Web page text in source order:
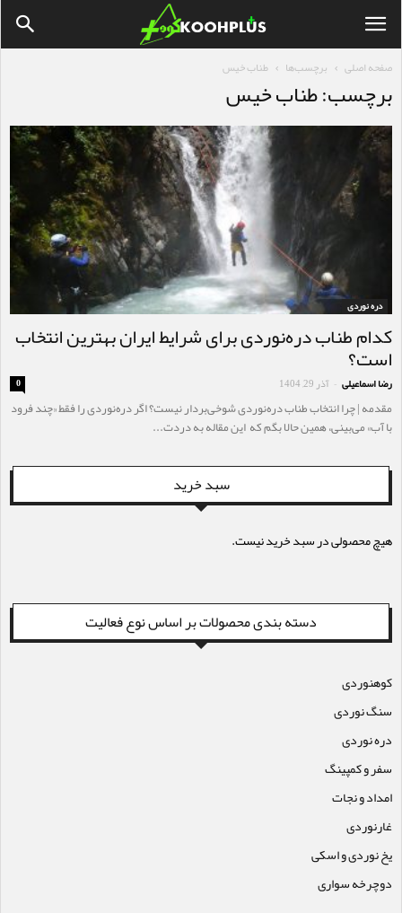
صفحه اصلی برچسب‌ها طناب خیس
برچسب: طناب خیس
دره نوردی
کدام طناب دره‌نوردی برای شرایط ایران بهترین انتخاب
است؟
رضا اسماعیلی - آذر 29, 1404 0
مقدمه | چرا انتخاب طناب دره‌نوردی شوخی‌بردار نیست؟ اگر دره‌نوردی را فقط «چند فرود
با آب» می‌بینی، همین حالا بگم که این مقاله به دردت...
سبد خرید
هیچ محصولی در سبد خرید نیست.
دسته بندی محصولات بر اساس نوع فعالیت
کوهنوردی
سنگ نوردی
دره نوردی
سفر و کمپینگ
امداد و نجات
غارنوردی
یخ نوردی و اسکی
دوچرخه سواری